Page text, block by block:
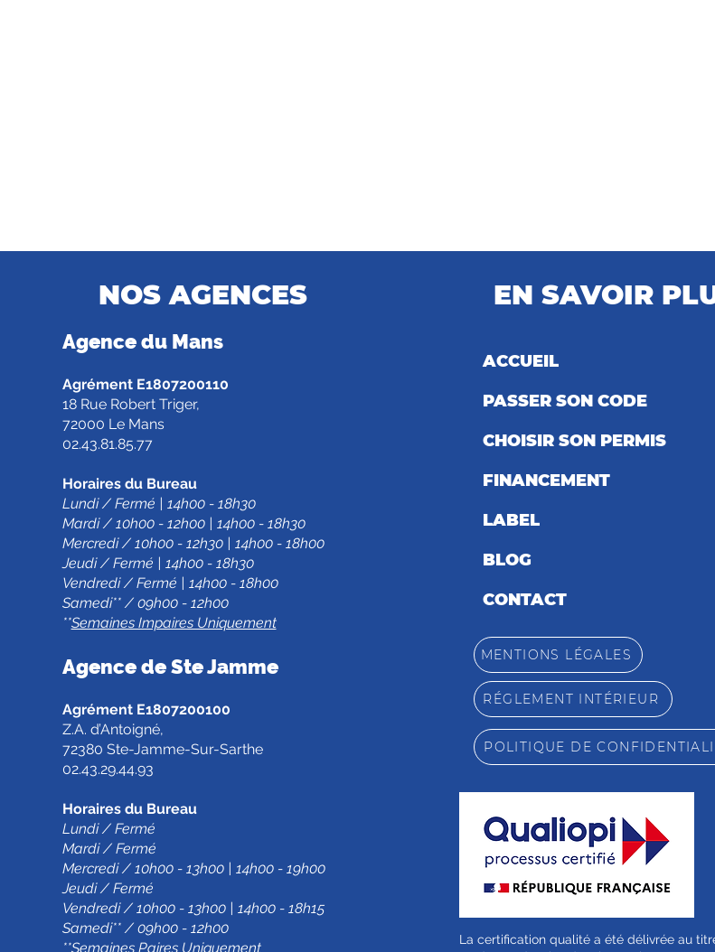
NOS AGENCES
Agence du Mans
Agrément E1807200110
18 Rue Robert Triger,
72000 Le Mans
02.43.81.85.77
Horaires du Bureau
Lundi / Fermé | 14h00 - 18h30
Mardi / 10h00 - 12h00 | 14h00 - 18h30
Mercredi / 10h00 - 12h30 | 14h00 - 18h00
Jeudi / Fermé | 14h00 - 18h30
Vendredi / Fermé | 14h00 - 18h00
Samedi** / 09h00 - 12h00
**Semaines Impaires Uniquement
Agence de Ste Jamme
Agrément E1807200100
Z.A. d’Antoigné,
72380 Ste-Jamme-Sur-Sarthe
02.43.29.44.93
Horaires du Bureau
Lundi / Fermé
Mardi / Fermé
Mercredi / 10h00 - 13h00 | 14h00 - 19h00
Jeudi / Fermé
Vendredi / 10h00 - 13h00 | 14h00 - 18h15
Samedi** / 09h00 - 12h00
**Semaines Paires Uniquement
EN SAVOIR
ACCUEIL
PASSER SON CODE
CHOISIR SON PERMIS
FINANCEMENT
LABEL
BLOG
CONTACT
MENTIONS LÉGALES
RÉGLEMENT INTÉRIEUR
POLITIQUE DE
La certification qualité a été délivrée au